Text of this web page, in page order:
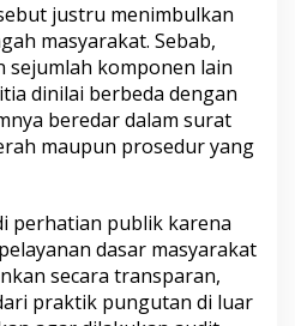
justru menimbulkan
masyarakat. Sebab,
sejumlah komponen lain
dinilai berbeda dengan
beredar dalam surat
maupun prosedur yang
perhatian publik karena
dasar masyarakat
secara transparan,
praktik pungutan di luar